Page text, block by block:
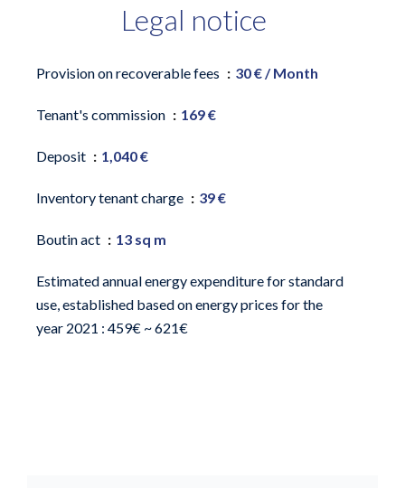
Legal notice
Provision on recoverable fees 30 € / Month
Tenant's commission 169 €
Deposit 1,040 €
Inventory tenant charge 39 €
Boutin act 13 sq m
Estimated annual energy expenditure for standard
use, established based on energy prices for the
year 2021 : 459€ ~ 621€